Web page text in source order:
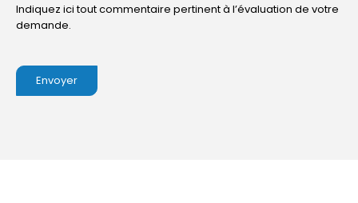
Indiquez ici tout commentaire pertinent à l’évaluation de votre
demande.